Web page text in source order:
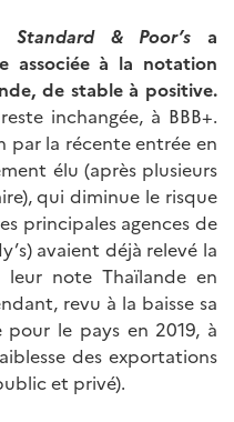
Standard & Poor’s a
associée à la notation
de stable à positive.
inchangée, à BBB+.
par la récente entrée en
élu (après plusieurs
qui diminue le risque
principales agences de
avaient déjà relevé la
leur note Thaïlande en
revu à la baisse sa
pour le pays en 2019, à
des exportations
et privé).